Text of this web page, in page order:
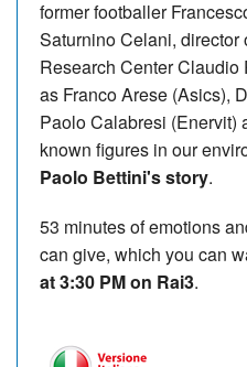
former footballer
Saturnino Celani, director
Research Center Claudio
as Franco Arese (Asics),
Paolo Calabresi (Enervit)
known figures in our
Paolo Bettini's story.
53 minutes of emotions
can give, which you can
at 3:30 PM on Rai3.